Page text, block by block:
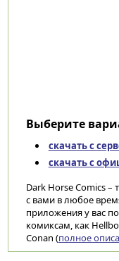
Выберите
скачать с
скачать с
Dark Horse Comics
с вами в любое
приложения у вас
комиксам, как
Conan (полное